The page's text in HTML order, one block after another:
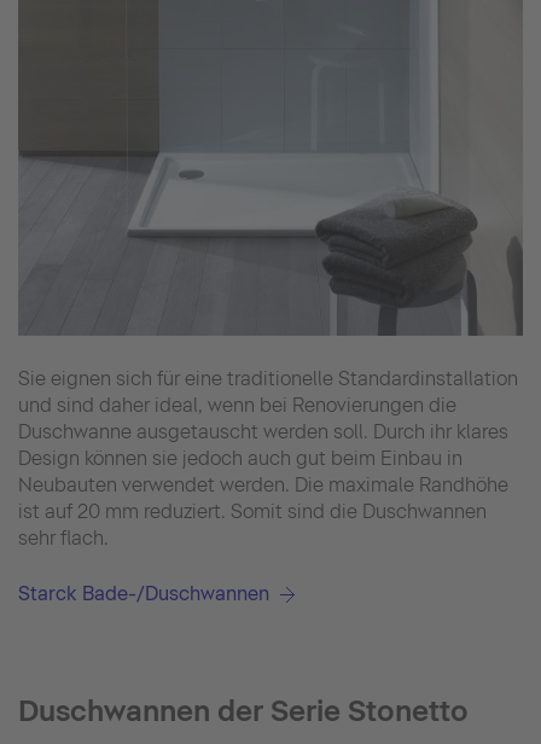
Sie eignen sich für eine traditionelle Standardinstallation
und sind daher ideal, wenn bei Renovierungen die
Duschwanne ausgetauscht werden soll. Durch ihr klares
Design können sie jedoch auch gut beim Einbau in
Neubauten verwendet werden. Die maximale Randhöhe
ist auf 20 mm reduziert. Somit sind die Duschwannen
sehr flach.
Starck Bade-/Duschwannen
Duschwannen der Serie Stonetto